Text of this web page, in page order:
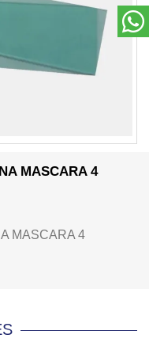
MASCARA 4
MASCARA 4